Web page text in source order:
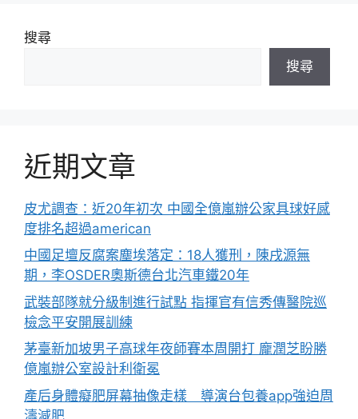
搜尋
搜尋
近期文章
皮尤調查：近20年初次 中國全億嵐辦公家具球好感
度排名超過american
中國足壇反腐案塵埃落定：18人獲刑，陳戌源無
期，李OSDER奧斯德台北汽車鐵20年
武裝部隊就分級制進行試點 指揮官有信秀傳醫院巡
檢念平安開展訓練
茅臺新加坡男子高球年夜師賽本周開打 龐潤芝盼勝
億嵐辦公室設計利衛冕
產后身體癡肥屏幕抽像走樣 導演台包養app強迫周
濤減肥